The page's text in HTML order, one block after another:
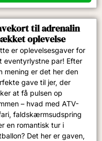
til adrenalin
oplevelse​
er oplevelsesgaver for
eventyrlystne par! Efter
mening er det her den
gave til jer, der
at få pulsen op
– hvad med ATV-
faldskærmsudspring
en romantisk tur i
Det her er gaven,